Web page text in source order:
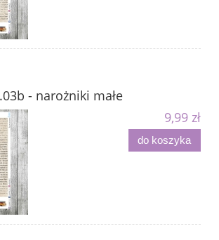
- narożniki małe
9,99 zł
do koszyka